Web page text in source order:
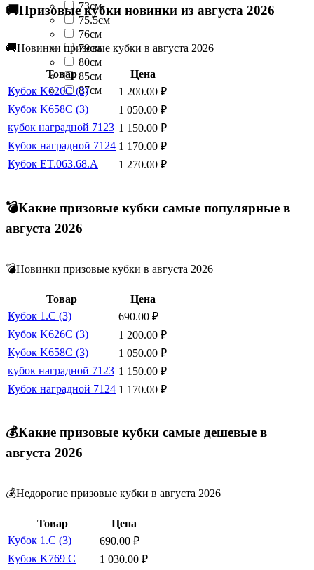
73см
75.5см
76см
79см
80см
85см
87см
🚚Призовые кубки новинки из августа 2026
🚚Новинки призовые кубки в августа 2026
Товар
Цена
Кубок K626C (3)
1 200.00 ₽
Кубок K658C (3)
1 050.00 ₽
кубок наградной 7123 1 150.00 ₽
Кубок наградной 7124 1 170.00 ₽
Кубок ET.063.68.A
1 270.00 ₽
💣Какие призовые кубки самые популярные в
августа 2026
💣Новинки призовые кубки в августа 2026
Товар
Цена
Кубок 1.C (3)
690.00 ₽
Кубок K626C (3)
1 200.00 ₽
Кубок K658C (3)
1 050.00 ₽
кубок наградной 7123 1 150.00 ₽
Кубок наградной 7124 1 170.00 ₽
💰Какие призовые кубки самые дешевые в
августа 2026
💰Недорогие призовые кубки в августа 2026
Товар
Цена
Кубок 1.C (3)
690.00 ₽
Кубок K769 C
1 030.00 ₽